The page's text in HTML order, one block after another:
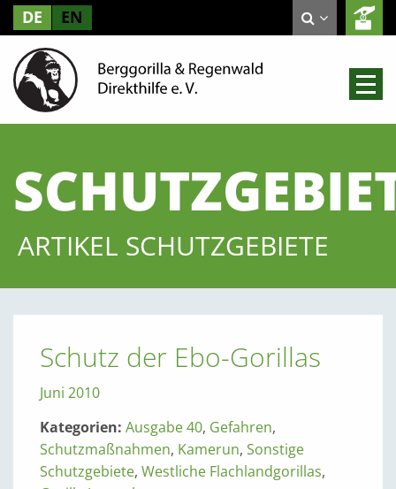
DE EN
ARTIKEL SCHUTZGEBIETE
Schutz der Ebo-Gorillas
Juni 2010
Kategorien: Ausgabe 40, Gefahren,
Schutzmaßnahmen, Kamerun, Sonstige
Schutzgebiete, Westliche Flachlandgorillas,